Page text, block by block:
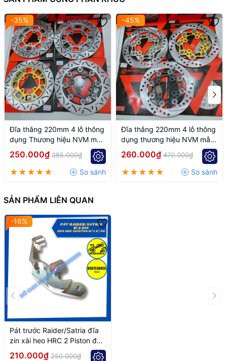
-35%
Đĩa thắng 220mm 4 lỗ thông
dụng Thương hiệu NVM mẫu
k7
250.000₫ 385.000₫
-45%
Đĩa thắng 220mm 4 lỗ thông
dụng thương hiệu NVM mẫu
k6
260.000₫ 470.000₫
SẢN PHẨM LIÊN QUAN
-16%
Pát trước Raider/Satria đĩa
zin xài heo HRC 2 Piston đối
xứng
210.000₫ 250.000₫